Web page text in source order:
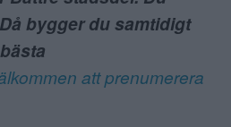
bygger du samtidigt
att prenumerera